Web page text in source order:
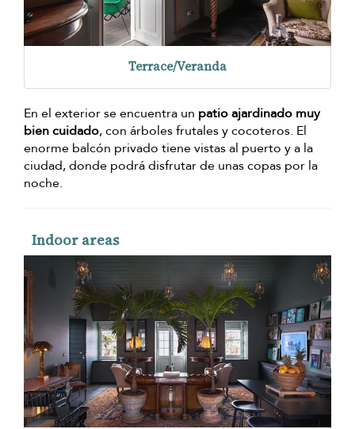
Terrace/Veranda
En el exterior se encuentra un patio ajardinado muy
bien cuidado, con árboles frutales y cocoteros. El
enorme balcón privado tiene vistas al puerto y a la
ciudad, donde podrá disfrutar de unas copas por la
noche.
Indoor areas